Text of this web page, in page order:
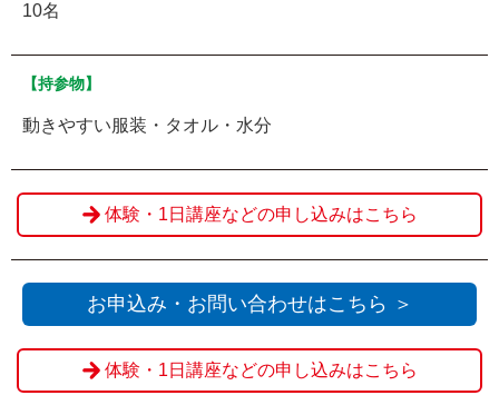
10名
【持参物】
動きやすい服装・タオル・水分
体験・1日講座などの申し込みはこちら
お申込み・お問い合わせはこちら ＞
体験・1日講座などの申し込みはこちら